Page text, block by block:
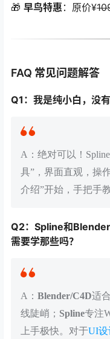
🎁 早鸟特惠 ：原价¥
FAQ 常见问题解答
Q1：我是纯小白，没
A：绝对可以！
具”，界面直观，操
介绍”开始，手把手
Q2：Spline和
需要学那些吗？
A： Blender/C4D适
线陡峭； Spline专注
上手极快。对于UI设